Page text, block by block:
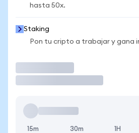
hasta 50x.
Staking
Pon tu cripto a trabajar y gana
15m 30m 1H